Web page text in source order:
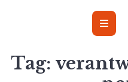
Tag: